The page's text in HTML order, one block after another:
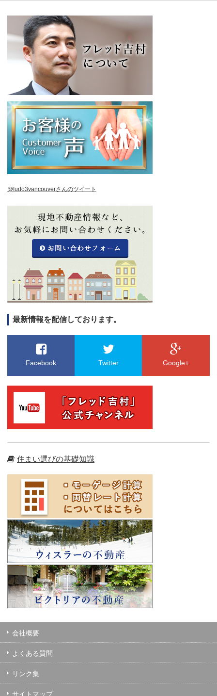
@fudo3vancouverさんのツイート
最新情報を配信しております。
Facebook Twitter Google+
住まい選びの基礎知識
会社概要
よくある質問
リンク集
サイトマップ